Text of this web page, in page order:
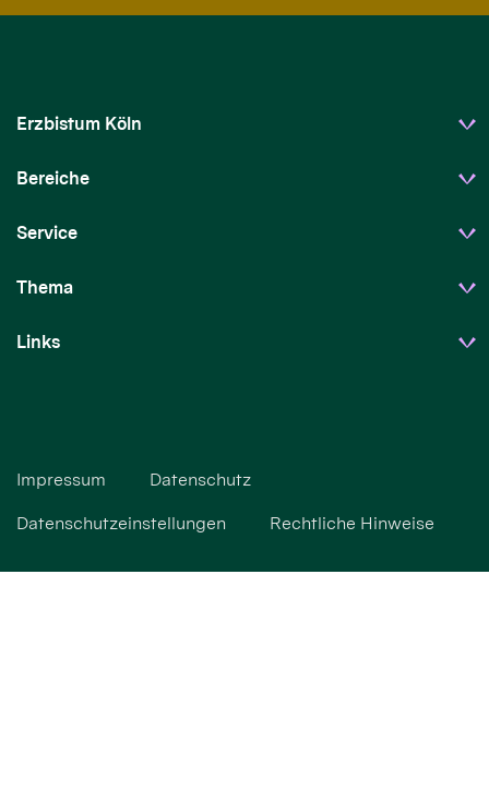
Erzbistum Köln
Bereiche
Service
Thema
Links
Impressum Datenschutz
Datenschutzeinstellungen Rechtliche Hinweise